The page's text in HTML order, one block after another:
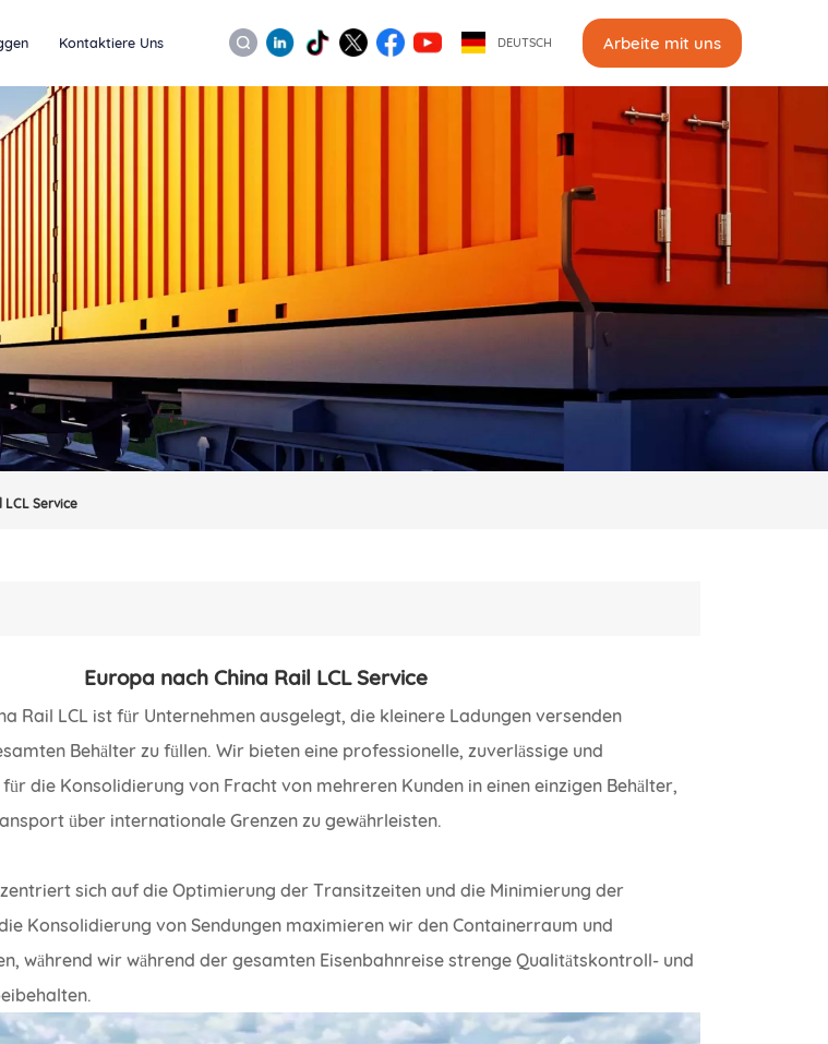
Kontaktiere Uns DEUTSCH Arbeite mit uns
LCL Service
Europa nach China Rail LCL Service
Rail LCL ist für Unternehmen ausgelegt, die kleinere Ladungen versenden
Behälter zu füllen. Wir bieten eine professionelle, zuverlässige und
die Konsolidierung von Fracht von mehreren Kunden in einen einzigen Behälter,
über internationale Grenzen zu gewährleisten.
sich auf die Optimierung der Transitzeiten und die Minimierung der
Konsolidierung von Sendungen maximieren wir den Containerraum und
während wir während der gesamten Eisenbahnreise strenge Qualitätskontroll- und